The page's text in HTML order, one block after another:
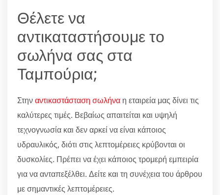
Θέλετε να
αντικαταστήσουμε το
σωλήνα σας στα
Ταμπούρια;
Στηναντικαστάσταση σωλήνα η εταιρεία μας δίνει τις
καλύτερες τιμές. Βεβαίως απαιτείται και υψηλή
τεχνογνωσία και δεν αρκεί να είναι κάποιος
υδραυλικός, διότι στις λεπτομέρειες κρύβονται οι
δυσκολίες. Πρέπει να έχει κάποιος τρομερή εμπειρία
για να ανταπεξέλθει. Δείτε και τη συνέχεια του άρθρου
με σημαντικές λεπτομέρειες.